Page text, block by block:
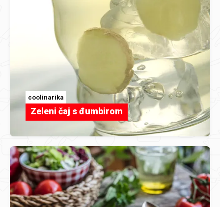
coolinarika
Zeleni čaj s đumbirom